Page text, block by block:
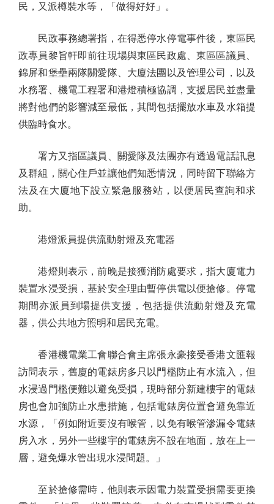
民，又派樽裝水等，「做得好好」。
民政事務總署指，在得悉停水停電事件後，東區民
政專員黎旨軒即前往現場與東區民政處、東區區議員、
錦屏和堡壘兩隊關愛隊、大廈法團以及管理公司，以及
水務署、機電工程署和港燈積極協調，支援居民並盡量
將對他們的影響減至最低，其間包括擺放水車及水箱提
供臨時食水。
署方又指區議員、關愛隊及法團亦有透過電話訊息
及群組，關心住戶並讓他們知悉情況，同時留下聯絡方
法及在大廈地下設立緊急服務站，以便居民查詢和求
助。
港燈派員提供流動射燈及充電器
港燈則表示，前晚是接獲消防處要求，指大廈電力
裝置水浸受損，基於安全理由暫停供電以便搶修。停電
期間亦派員到場提供支援，包括提供流動射燈及充電
器，供公共地方照明和居民充電。
香港機電業工會聯合會主席張永豪接受香港文匯報
訪問表示，舊廈的電錶房多只以門檻防止有水流入，但
水浸過門檻便難以避免受損，現時部分新建樓宇的電錶
房也會加強防止水患措施，包括電錶房位置會避免靠近
水源，「例如附近要沒有喉管，以免有喉管滲漏令電錶
房入水，另外一些樓宇的電錶房不設在地面，放在上一
層，避免爆水管出現水浸問題。」
至於搶修需時，他則表示因電力裝置受損需要更換